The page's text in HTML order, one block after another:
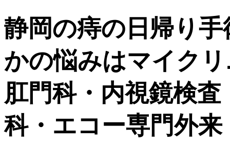
静岡の痔の日帰り
かの悩みはマイク
肛門科・内視鏡検
科・エコー専門外来